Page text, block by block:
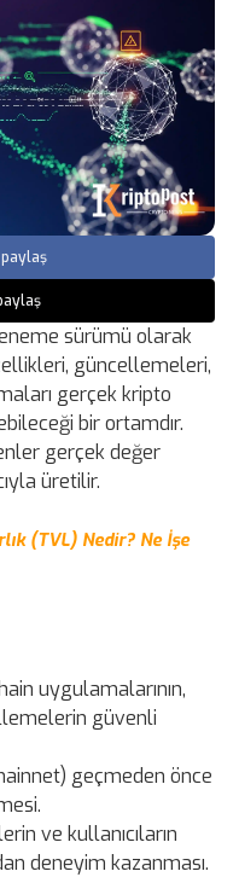
sürümü olarak
güncellemeleri,
gerçek kripto
bir ortamdır.
gerçek değer
üretilir.
(TVL) Nedir? Ne İşe
uygulamalarının,
güvenli
geçmeden önce
ve kullanıcıların
deneyim kazanması.